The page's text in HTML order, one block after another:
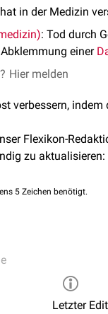
hat in der Medizin
: Tod durch
einer
Hier melden
verbessern, indem
Flexikon-
zu aktualisieren:
5 Zeichen benötigt.
Letzter